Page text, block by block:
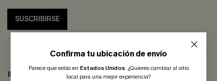
Confirma tu ubicación de envío
Parece que estás en Estados Unidos. ¿Quieres cambiar al sitio
local para una mejor experiencia?
SUSCRIBIRSE
INFO DE EMPRESA
AYUDA